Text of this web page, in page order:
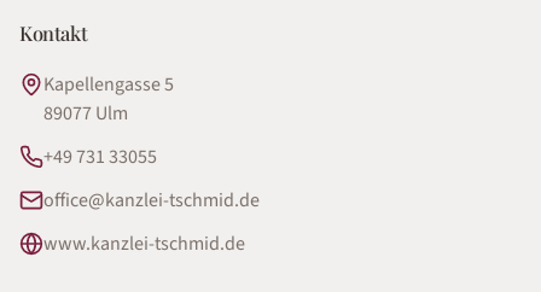
Kontakt
Kapellengasse 5
89077Ulm
+49 731 33055
office@kanzlei-tschmid.de
www.kanzlei-tschmid.de